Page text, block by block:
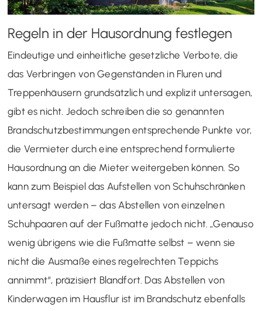
Regeln in der Hausordnung festlegen
Eindeutige und einheitliche gesetzliche Verbote, die
das Verbringen von Gegenständen in Fluren und
Treppenhäusern grundsätzlich und explizit untersagen,
gibt es nicht. Jedoch schreiben die so genannten
Brandschutzbestimmungen entsprechende Punkte vor,
die Vermieter durch eine entsprechend formulierte
Hausordnung an die Mieter weitergeben können. So
kann zum Beispiel das Aufstellen von Schuhschränken
untersagt werden – das Abstellen von einzelnen
Schuhpaaren auf der Fußmatte jedoch nicht. „Genauso
wenig übrigens wie die Fußmatte selbst – wenn sie
nicht die Ausmaße eines regelrechten Teppichs
annimmt“, präzisiert Blandfort. Das Abstellen von
Kinderwagen im Hausflur ist im Brandschutz ebenfalls